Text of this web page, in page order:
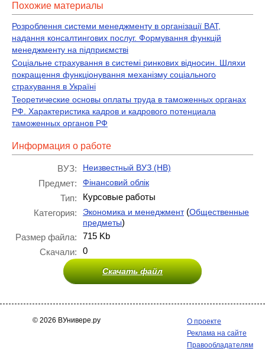
Похожие материалы
Розроблення системи менеджменту в організації ВАТ,
надання консалтингових послуг. Формування функцій
менеджменту на підприємстві
Соціальне страхування в системі ринкових відносин. Шляхи
покращення функціонування механізму соціального
страхування в Україні
Теоретические основы оплаты труда в таможенных органах
РФ. Характеристика кадров и кадрового потенциала
таможенных органов РФ
Информация о работе
ВУЗ: Неизвестный ВУЗ (НВ)
Предмет: Фінансовий облік
Тип:
Курсовые работы
Категория:
Экономика и менеджмент(Общественные
предметы)
Размер файла:
715 Kb
Скачали:
0
Скачать файл
© 2026 ВУнивере.ру
О проекте
Реклама на сайте
Правообладателям